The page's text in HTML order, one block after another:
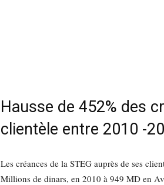
Hausse de 452% des
clientèle entre 2010 -
Les créances de la STEG auprès de ses
Millions de dinars, en 2010 à 949 MD en